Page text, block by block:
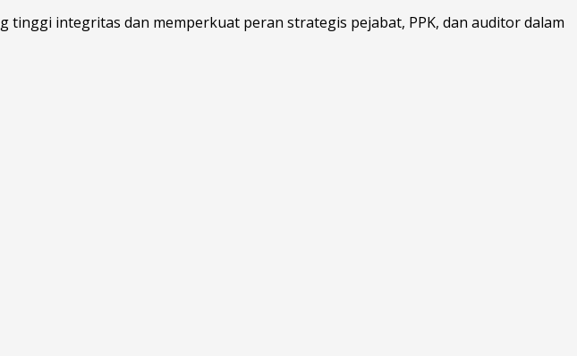
integritas dan memperkuat peran strategis pejabat, PPK, dan auditor dalam